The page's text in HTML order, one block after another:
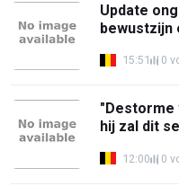
Update
bewustzijn
15:51 0
"Destorme
hij zal dit
12:00 0